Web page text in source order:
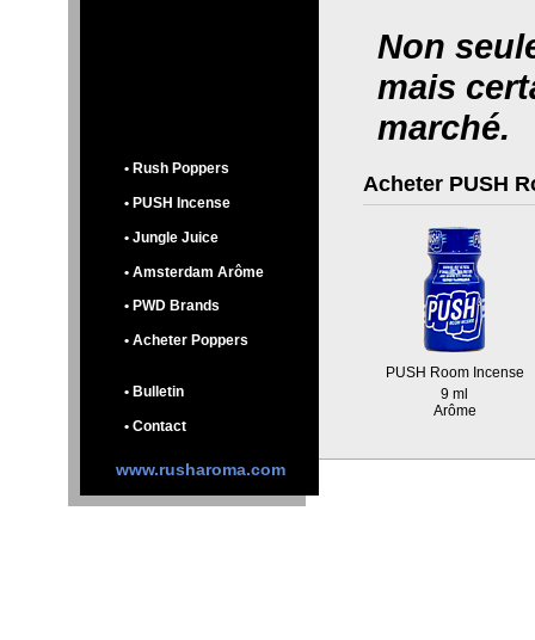
Non
mais
marché.
• Rush Poppers
• PUSH Incense
• Jungle Juice
• Amsterdam Arôme
• PWD Brands
• Acheter Poppers
• Bulletin
• Contact
Acheter PUSH
PUSH Room Incense
9 ml
Arôme
www.rusharoma.com